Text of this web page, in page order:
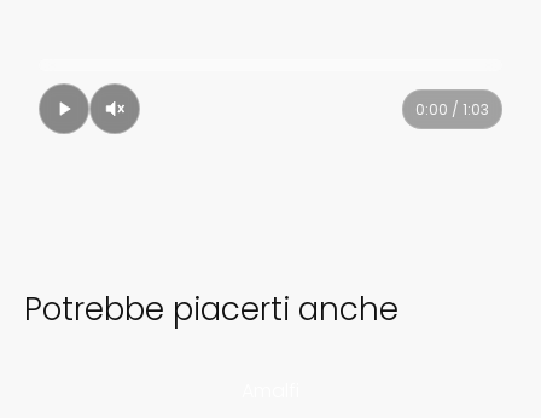
0:00 / 1:03
Potrebbe piacerti anche